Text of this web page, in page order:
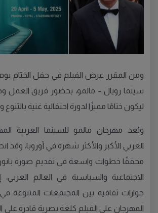
سينما رويال – مالمو، بحضور فريق العمل
ليكون ختامًا مميزًا لدورة احتفالية غنية
ويُعد مهرجان مالمو للسينما العربية
محققًا خطوات واسعة في تقديم صورة
الاجتماعية والسياسية في العالم العربي،
حوارات ثقافية بين المجتمعات المتنوعة
المهرجان على الفيلم كلغة بصرية قادرة على